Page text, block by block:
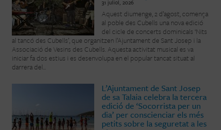
31 juliol, 2026
Aquest diumenge, 2 d’agost, comença
al poble des Cubells una nova edició
del cicle de concerts dominicals ‘Nits
al tancó des Cubells’, que organitzen l’Ajuntament de Sant Josep i la
Associació de Vesins des Cubells. Aquesta activitat musical es va
iniciar fa dos estius i es desenvolupa en el popular tancat situat al
darrera del...
L’Ajuntament de Sant Josep
de sa Talaia celebra la tercera
edició de ‘Socorrista per un
dia’ per conscienciar els més
petits sobre la seguretat a les